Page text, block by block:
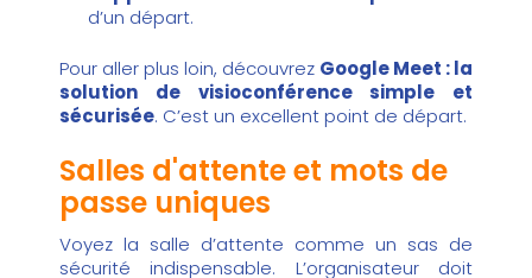
d’un départ.
Pour aller plus loin, découvrez Google Meet : la
solution de visioconférence simple et
sécurisée. C’est un excellent point de départ.
Salles d'attente et mots de
passe uniques
Voyez la salle d’attente comme un sas de
sécurité indispensable. L’organisateur doit